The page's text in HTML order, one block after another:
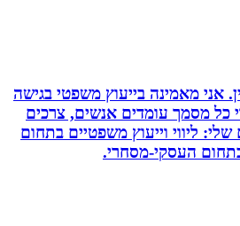
אני מאמינה בייעוץ משפטי בגישה
מסמך עומדים אנשים, צרכים
ליווי וייעוץ משפטיים בתחום
העסקי-מסחרי.